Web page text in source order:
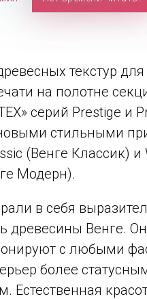
текстур для
на полотне
серий Prestige и
стильными
(Венге Классик) и
Модерн).
в себя
древесины Венге.
с любыми
более
Естественная